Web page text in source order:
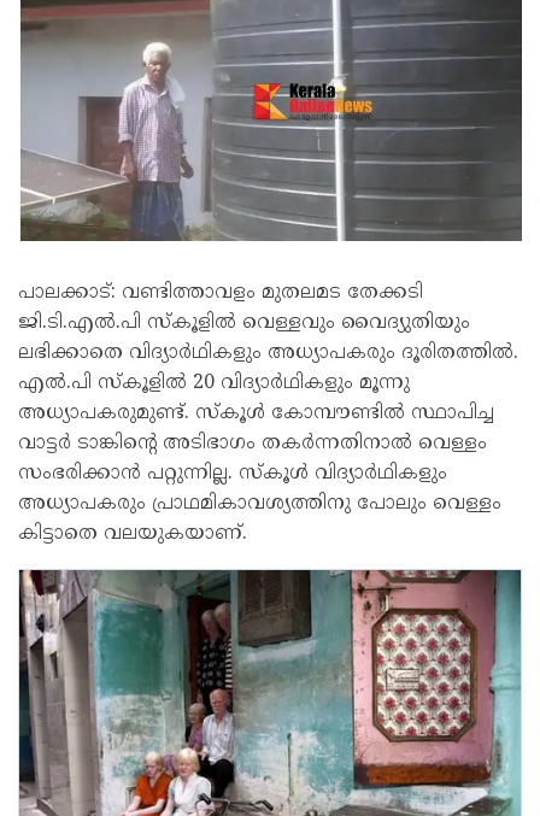
പാലക്കാട്: വണ്ടിത്താവളം മുതലമട തേക്കടി
ജി.ടി.എല്‍.പി സ്‌കൂളില്‍ വെള്ളവും വൈദ്യുതിയും
ലഭിക്കാതെ വിദ്യാര്‍ഥികളും അധ്യാപകരും ദൂരിതത്തില്‍.
എല്‍.പി സ്‌കൂളില്‍ 20 വിദ്യാര്‍ഥികളും മൂന്നു
അധ്യാപകരുമുണ്ട്. സ്‌കൂള്‍ കോമ്പൗണ്ടില്‍ സ്ഥാപിച്ച
വാട്ടര്‍ ടാങ്കിന്റെ അടിഭാഗം തകര്‍ന്നതിനാല്‍ വെള്ളം
സംഭരിക്കാന്‍ പറ്റുന്നില്ല. സ്‌കൂള്‍ വിദ്യാര്‍ഥികളും
അധ്യാപകരും പ്രാഥമികാവശ്യത്തിനു പോലും വെള്ളം
കിട്ടാതെ വലയുകയാണ്.